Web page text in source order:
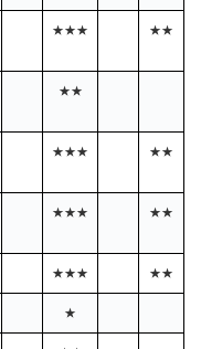
★★★ ★★
★★
★★★ ★★
★★★ ★★
★★★ ★★
★